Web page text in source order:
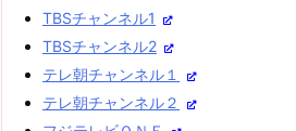
TBSチャンネル1
TBSチャンネル2
テレ朝チャンネル１
テレ朝チャンネル２